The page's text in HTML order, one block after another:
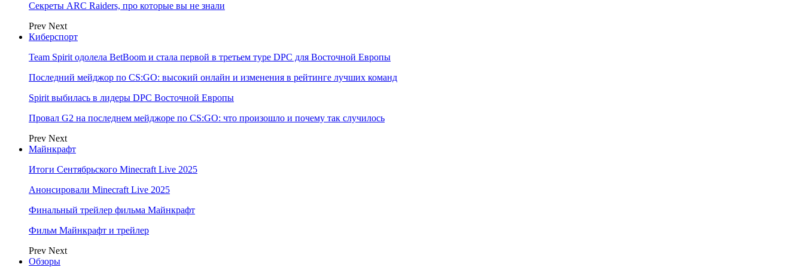
Секреты ARC Raiders, про которые вы не знали
Prev Next
Киберспорт
Team Spirit одолела BetBoom и стала первой в третьем туре DPC для Восточной Европы
Последний мейджор по CS:GO: высокий онлайн и изменения в рейтинге лучших команд
Spirit выбилась в лидеры DPC Восточной Европы
Провал G2 на последнем мейджоре по CS:GO: что произошло и почему так случилось
Prev Next
Майнкрафт
Итоги Сентябрьского Minecraft Live 2025
Анонсировали Minecraft Live 2025
Финальный трейлер фильма Майнкрафт
Фильм Майнкрафт и трейлер
Prev Next
Обзоры